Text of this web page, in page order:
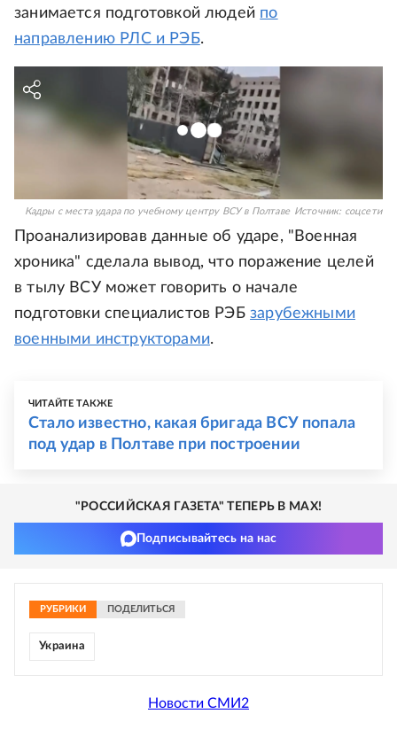
занимается подготовкой людей по
направлению РЛС и РЭБ.
Кадры с места удара по учебному центру ВСУ в Полтаве Источник: соцсети
Проанализировав данные об ударе, "Военная
хроника" сделала вывод, что поражение целей
в тылу ВСУ может говорить о начале
подготовки специалистов РЭБзарубежными
военными инструкторами.
ЧИТАЙТЕ ТАКЖЕ
Стало известно, какая бригада ВСУ попала
под удар в Полтаве при построении
"РОССИЙСКАЯ ГАЗЕТА" ТЕПЕРЬ В MAX!
Подписывайтесь на нас
РУБРИКИ ПОДЕЛИТЬСЯ
Украина
Новости СМИ2